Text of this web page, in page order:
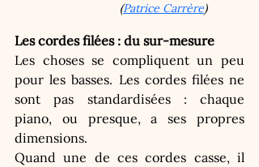
(Patrice Carrère)
Les cordes filées : du sur-mesure
Les choses se compliquent un peu
pour les basses. Les cordes filées ne
sont pas standardisées : chaque
piano, ou presque, a ses propres
dimensions.
Quand une de ces cordes casse, il